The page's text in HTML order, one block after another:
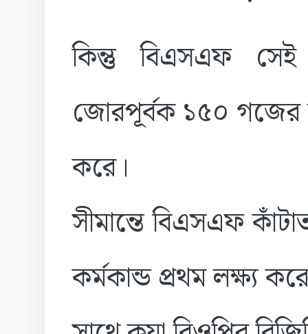
কিন্তু বিএসএফ
জোরপূর্বক ১৫০ গজের
করে।
সীমান্তে বিএসএফ
কর্মকান্ড প্রথম লক্ষ্য